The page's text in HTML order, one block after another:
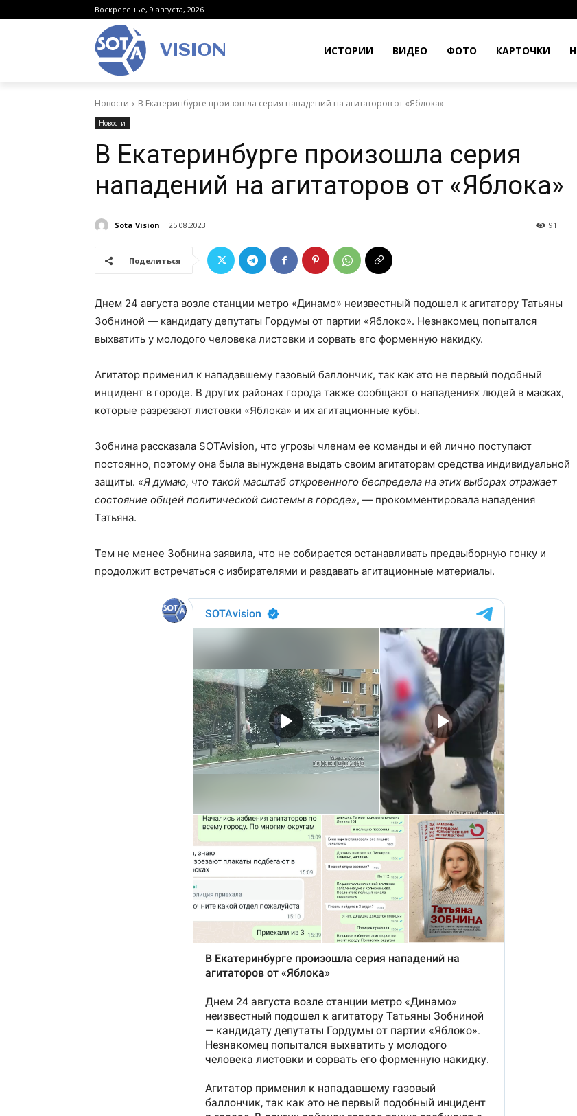
Воскресенье, 9 августа, 2026
VISION ИСТОРИИ ВИДЕО ФОТО КАРТОЧКИ
Новости В Екатеринбурге произошла серия нападений на агитаторов от «Яблока»
Новости
В Екатеринбурге произошла серия
нападений на агитаторов от «Яблока»
Sota Vision 25.08.2023 91
Поделиться
Днем 24 августа возле станции метро «Динамо» неизвестный подошел к агитатору Татьяны
Зобниной — кандидату депутаты Гордумы от партии «Яблоко». Незнакомец попытался
выхватить у молодого человека листовки и сорвать его форменную накидку.
Агитатор применил к нападавшему газовый баллончик, так как это не первый подобный
инцидент в городе. В других районах города также сообщают о нападениях людей в масках,
которые разрезают листовки «Яблока» и их агитационные кубы.
Зобнина рассказала SOTAvision, что угрозы членам ее команды и ей лично поступают
постоянно, поэтому она была вынуждена выдать своим агитаторам средства индивидуальной
защиты. «Я думаю, что такой масштаб откровенного беспредела на этих выборах отражает
состояние общей политической системы в городе», — прокомментировала нападения
Татьяна.
Тем не менее Зобнина заявила, что не собирается останавливать предвыборную гонку и
продолжит встречаться с избирателями и раздавать агитационные материалы.